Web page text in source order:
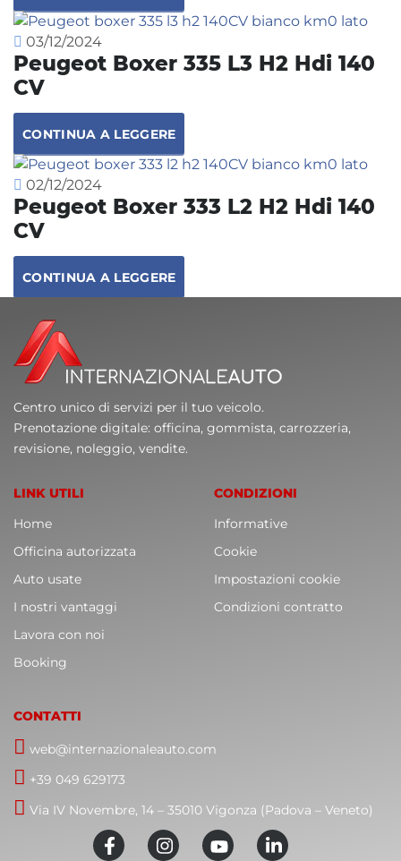
03/12/2024
Peugeot Boxer 335 L3 H2 Hdi 140
CV
CONTINUA A LEGGERE
02/12/2024
Peugeot Boxer 333 L2 H2 Hdi 140
CV
CONTINUA A LEGGERE
Centro unico di servizi per il tuo veicolo.
Prenotazione digitale: officina, gommista, carrozzeria,
revisione, noleggio, vendite.
LINK UTILI
Home
Officina autorizzata
Auto usate
I nostri vantaggi
Lavora con noi
Booking
CONDIZIONI
Informative
Cookie
Impostazioni cookie
Condizioni contratto
CONTATTI
web@internazionaleauto.com
+39 049 629173
Via IV Novembre, 14 – 35010 Vigonza (Padova – Veneto)